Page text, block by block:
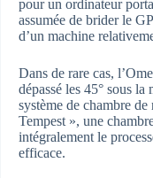
pour un ordinateur
assumée de brider le
d’un machine
Dans de rare cas,
dépassé les 45° sous
système de chambre
Tempest », une
intégralement le
efficace.